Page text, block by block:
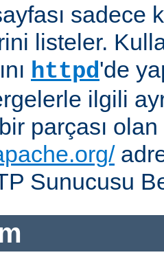
sadece
listeler.
httpd'de
ilgili
bir parçası
Sunucusu